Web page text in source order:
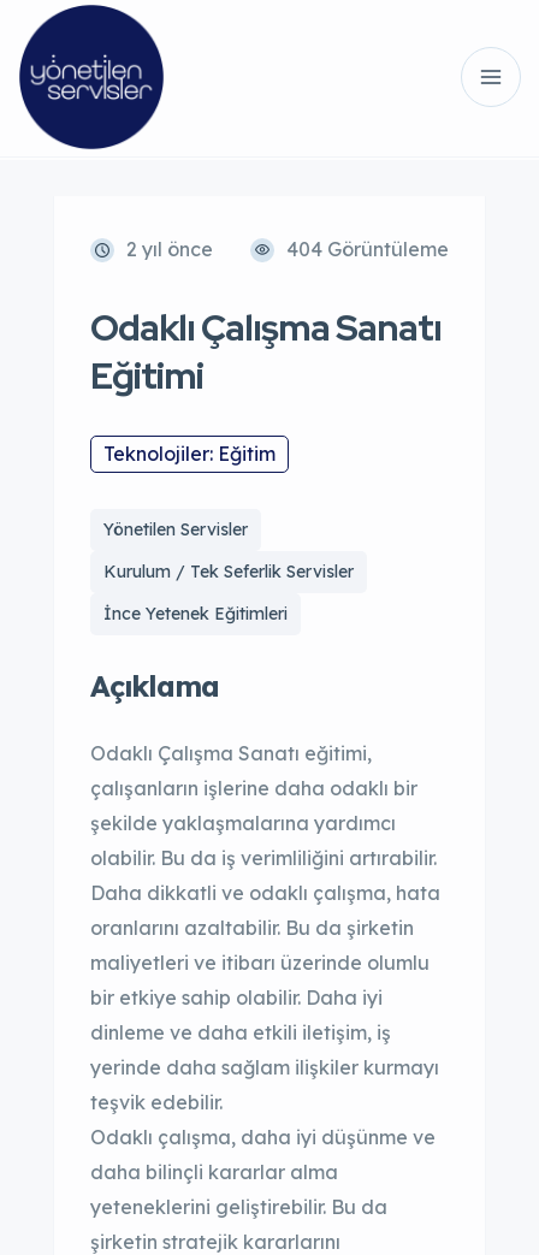
2 yıl önce 404 Görüntüleme
Odaklı Çalışma Sanatı
Eğitimi
Teknolojiler: Eğitim
Yönetilen Servisler
Kurulum / Tek Seferlik Servisler
İnce Yetenek Eğitimleri
Açıklama
Odaklı Çalışma Sanatı eğitimi,
çalışanların işlerine daha odaklı bir
şekilde yaklaşmalarına yardımcı
olabilir. Bu da iş verimliliğini artırabilir.
Daha dikkatli ve odaklı çalışma, hata
oranlarını azaltabilir. Bu da şirketin
maliyetleri ve itibarı üzerinde olumlu
bir etkiye sahip olabilir. Daha iyi
dinleme ve daha etkili iletişim, iş
yerinde daha sağlam ilişkiler kurmayı
teşvik edebilir.
Odaklı çalışma, daha iyi düşünme ve
daha bilinçli kararlar alma
yeteneklerini geliştirebilir. Bu da
şirketin stratejik kararlarını